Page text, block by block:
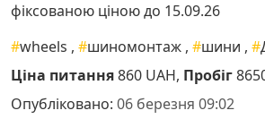
фіксованою ціною до 15.09.26
#wheels , #шиномонтаж , #шини , #
Ціна питання860 UAH, Пробіг
Опубліковано: 06 березня 09:02